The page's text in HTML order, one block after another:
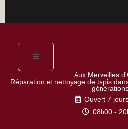
Aux Merveilles
Réparation et nettoyage de tapis
générations
Ouvert 7
08h00 -